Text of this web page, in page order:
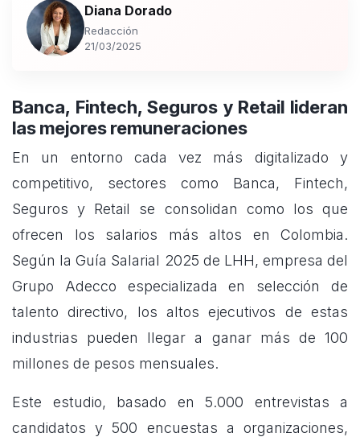
Diana Dorado
Redacción
21/03/2025
Banca, Fintech, Seguros y Retail lideran
las mejores remuneraciones
En un entorno cada vez más digitalizado y
competitivo, sectores como Banca, Fintech,
Seguros y Retail se consolidan como los que
ofrecen los salarios más altos en Colombia.
Según la Guía Salarial 2025 de LHH, empresa del
Grupo Adecco especializada en selección de
talento directivo, los altos ejecutivos de estas
industrias pueden llegar a ganar más de 100
millones de pesos mensuales.
Este estudio, basado en 5.000 entrevistas a
candidatos y 500 encuestas a organizaciones,